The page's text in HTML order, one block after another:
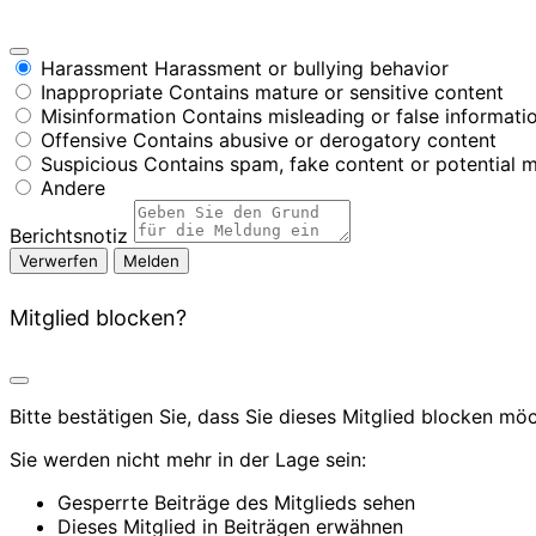
Harassment Harassment or bullying behavior
Inappropriate Contains mature or sensitive content
Misinformation Contains misleading or false
Offensive Contains abusive or derogatory content
Suspicious Contains spam, fake content or potential
Andere
Berichtsnotiz
Melden
Mitglied blocken?
Bitte bestätigen Sie, dass Sie dieses Mitglied blocken
Sie werden nicht mehr in der Lage sein:
Gesperrte Beiträge des Mitglieds sehen
Dieses Mitglied in Beiträgen erwähnen